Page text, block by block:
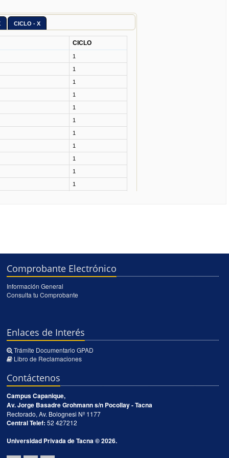
Comprobante Electrónico
Información General
Consulta tu Comprobante
Enlaces de Interés
Trámite Documentario GPAD
Libro de Reclamaciones
Contáctenos
Campus Capanique,
Av. Jorge Basadre Grohmann s/n Pocollay - Tacna
Rectorado, Av. Bolognesi Nº 1177
Central Telef:52 427212
Universidad Privada de Tacna © 2026.